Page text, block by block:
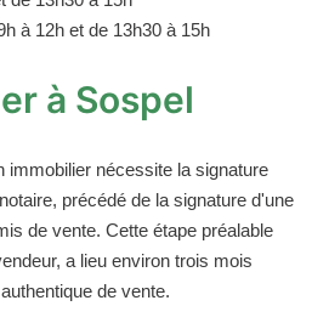
à 12h et de 13h30 à 15h
à Sospel
immobilier nécessite la signature
précédé de la signature d'une
de vente. Cette étape préalable
a lieu environ trois mois
de vente.